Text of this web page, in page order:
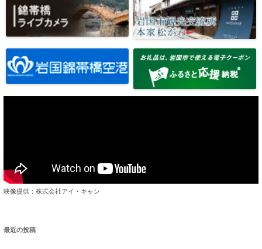
映像提供：株式会社アイ・キャン
最近の投稿